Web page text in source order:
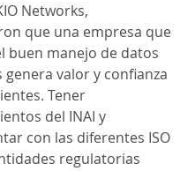
Networks,
que una empresa que
buen manejo de datos
genera valor y confianza
Tener
del INAI y
con las diferentes ISO
regulatorias